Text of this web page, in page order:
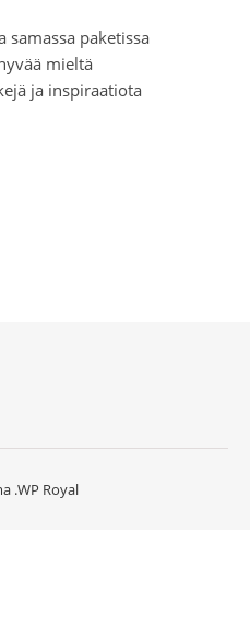
samassa paketissa
mieltä
ja inspiraatiota
.WP Royal